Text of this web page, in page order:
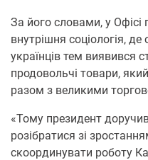
За його словами, у Офісі
внутрішня соціологія,
українців тем виявився
продовольчі товари,
разом з великими
«Тому президент
розібратися зі
скоординувати роботу